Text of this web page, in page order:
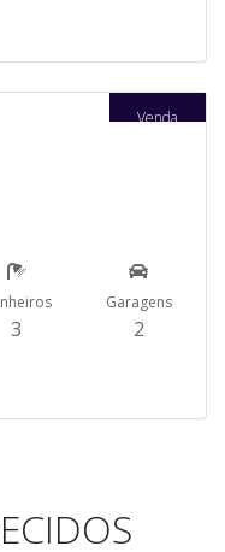
Venda
3
Garagens
2